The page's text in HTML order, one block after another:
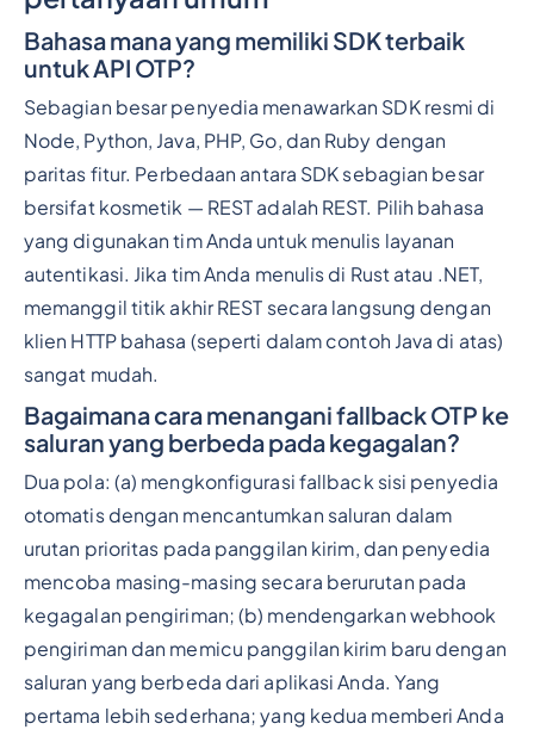
Bahasa mana yang memiliki SDK terbaik
untuk API OTP?
Sebagian besar penyedia menawarkan SDK resmi di
Node, Python, Java, PHP, Go, dan Ruby dengan
paritas fitur. Perbedaan antara SDK sebagian besar
bersifat kosmetik — REST adalah REST. Pilih bahasa
yang digunakan tim Anda untuk menulis layanan
autentikasi. Jika tim Anda menulis di Rust atau .NET,
memanggil titik akhir REST secara langsung dengan
klien HTTP bahasa (seperti dalam contoh Java di atas)
sangat mudah.
Bagaimana cara menangani fallback OTP ke
saluran yang berbeda pada kegagalan?
Dua pola: (a) mengkonfigurasi fallback sisi penyedia
otomatis dengan mencantumkan saluran dalam
urutan prioritas pada panggilan kirim, dan penyedia
mencoba masing-masing secara berurutan pada
kegagalan pengiriman; (b) mendengarkan webhook
pengiriman dan memicu panggilan kirim baru dengan
saluran yang berbeda dari aplikasi Anda. Yang
pertama lebih sederhana; yang kedua memberi Anda